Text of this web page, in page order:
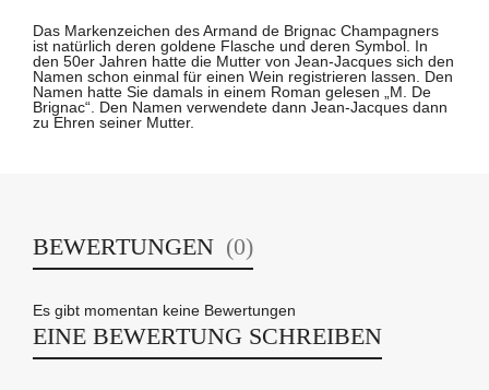
Das Markenzeichen des Armand de Brignac Champagners
ist natürlich deren goldene Flasche und deren Symbol. In
den 50er Jahren hatte die Mutter von Jean-Jacques sich den
Namen schon einmal für einen Wein registrieren lassen. Den
Namen hatte Sie damals in einem Roman gelesen „M. De
Brignac“. Den Namen verwendete dann Jean-Jacques dann
zu Ehren seiner Mutter.
BEWERTUNGEN (0)
Es gibt momentan keine Bewertungen
EINE BEWERTUNG SCHREIBEN